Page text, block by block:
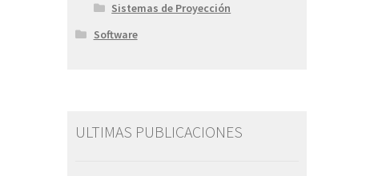
Sistemas de Proyección
Software
ULTIMAS PUBLICACIONES